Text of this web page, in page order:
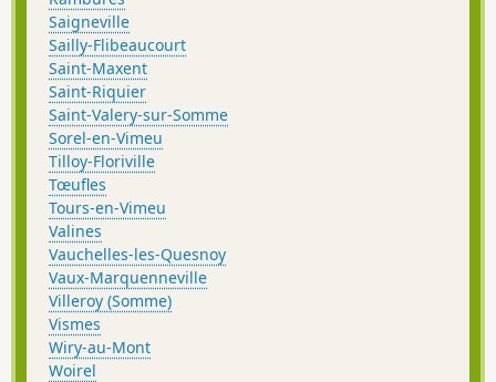
Saigneville
Sailly-Flibeaucourt
Saint-Maxent
Saint-Riquier
Saint-Valery-sur-Somme
Sorel-en-Vimeu
Tilloy-Floriville
Tœufles
Tours-en-Vimeu
Valines
Vauchelles-les-Quesnoy
Vaux-Marquenneville
Villeroy (Somme)
Vismes
Wiry-au-Mont
Woirel